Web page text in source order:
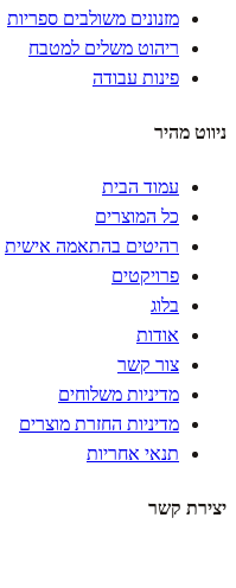
מזנונים משולבים ספריות
ריהוט משלים למטבח
פינות עבודה
ניווט מהיר
עמוד הבית
כל המוצרים
רהיטים בהתאמה אישית
פרויקטים
בלוג
אודות
צור קשר
מדיניות משלוחים
מדיניות החזרת מוצרים
תנאי אחריות
יצירת קשר